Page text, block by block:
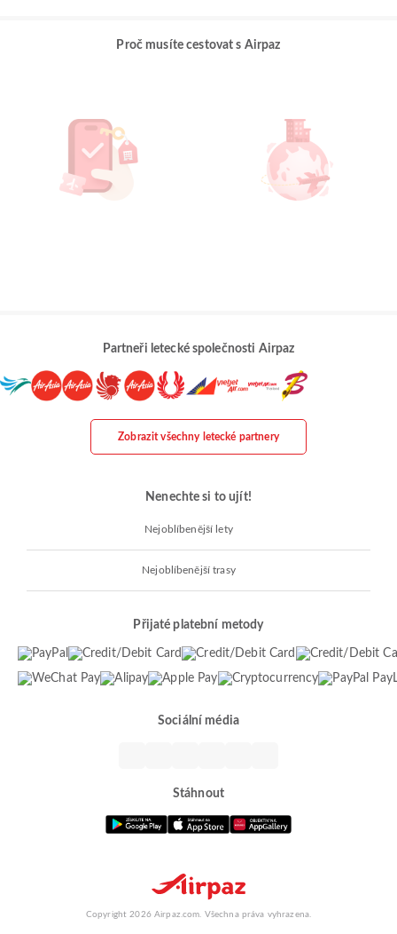
Proč musíte cestovat s Airpaz
Partneři letecké společnosti Airpaz
Zobrazit všechny letecké partnery
Nenechte si to ujít!
Nejoblíbenější lety
Nejoblíbenější trasy
Přijaté platební metody
Sociální média
Stáhnout
Copyright 2026 Airpaz.com. Všechna práva vyhrazena.